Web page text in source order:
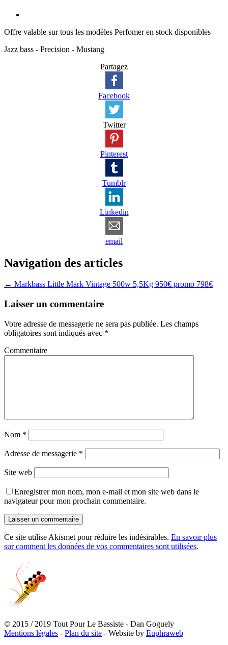
Offre valable sur tous les modèles Perfomer en stock disponibles
Jazz bass - Precision - Mustang
Partagez
Facebook
Twitter
Pinterest
Tumblr
Linkedin
email
Navigation des articles
← Markbass Little Mark Vintage 500w 5,5Kg 950€ promo 798€
Laisser un commentaire
Votre adresse de messagerie ne sera pas publiée. Les champs
obligatoires sont indiqués avec *
Commentaire
Nom *
Adresse de messagerie *
Site web
Enregistrer mon nom, mon e-mail et mon site web dans le
navigateur pour mon prochain commentaire.
Ce site utilise Akismet pour réduire les indésirables. En savoir plus
sur comment les données de vos commentaires sont utilisées.
© 2015 / 2019 Tout Pour Le Bassiste - Dan Goguely
Mentions légales - Plan du site - Website by Euphraweb